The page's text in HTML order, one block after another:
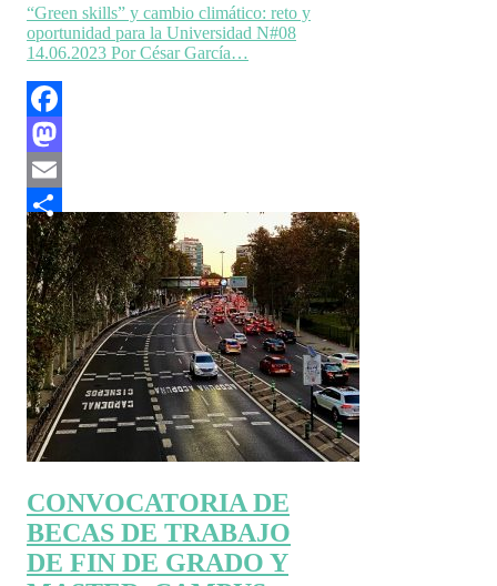
“Green skills” y cambio climático: reto y
oportunidad para la Universidad N#08
14.06.2023 Por César García…
Facebook
Mastodon
Email
Compartir
CONVOCATORIA DE
BECAS DE TRABAJO
DE FIN DE GRADO Y